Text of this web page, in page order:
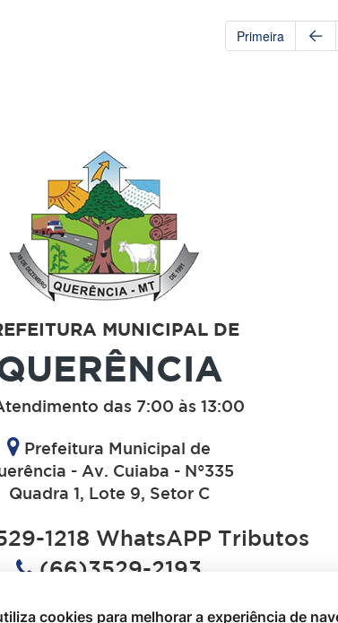
Primeira
MUNICIPAL DE
das 7:00 às 13:00
Prefeitura Municipal de
- Av. Cuiaba - N°335
Quadra 1, Lote 9, Setor C
1218 WhatsAPP Tributos
(66)3529-2193
cookies para melhorar a experiência de